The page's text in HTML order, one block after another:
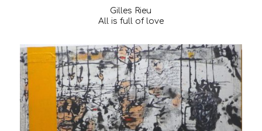
Gilles Rieu
All is full of love